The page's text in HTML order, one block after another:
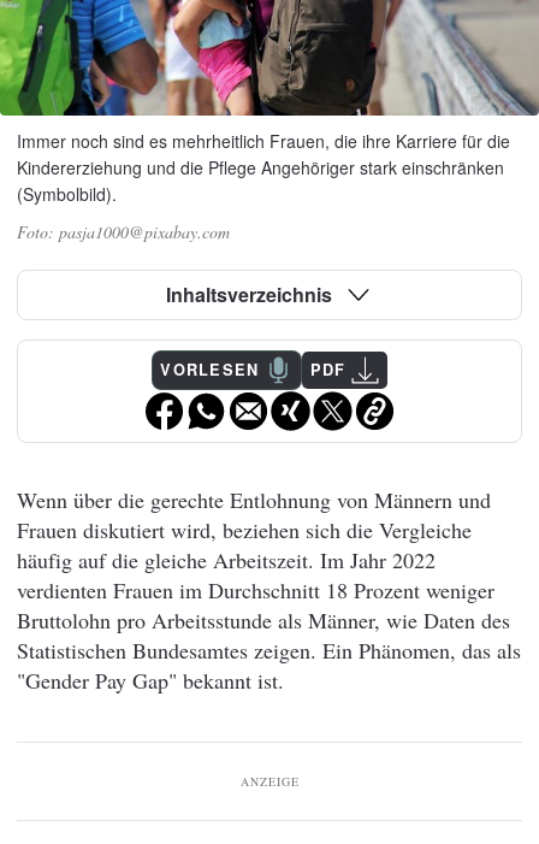
Immer noch sind es mehrheitlich Frauen, die ihre Karriere für die
Kindererziehung und die Pflege Angehöriger stark einschränken
(Symbolbild).
pasja1000@pixabay.com
Inhaltsverzeichnis
VORLESEN PDF
Wenn über die gerechte Entlohnung von Männern und
Frauen diskutiert wird, beziehen sich die Vergleiche
häufig auf die gleiche Arbeitszeit. Im Jahr 2022
verdienten Frauen im Durchschnitt 18 Prozent weniger
Bruttolohn pro Arbeitsstunde als Männer, wie Daten des
Statistischen Bundesamtes zeigen. Ein Phänomen, das als
"Gender Pay Gap" bekannt ist.
ANZEIGE